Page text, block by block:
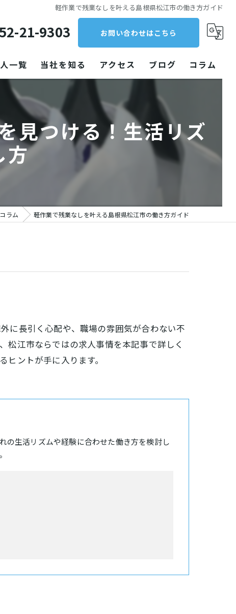
軽作業で残業なしを叶える島根県松江市の働き方ガイド
21-9303 お問い合わせはこちら
一覧 当社を知る
クリーニング
パート
アクセス ブログ コラム
見つける！生活リズ
方
コラム 軽作業で残業なしを叶える島根県松江市の働き方ガイド
に長引く心配や、職場の雰囲気が合わない不
松江市ならではの求人事情を本記事で詳しく
ントが手に入ります。
の生活リズムや経験に合わせた働き方を検討し